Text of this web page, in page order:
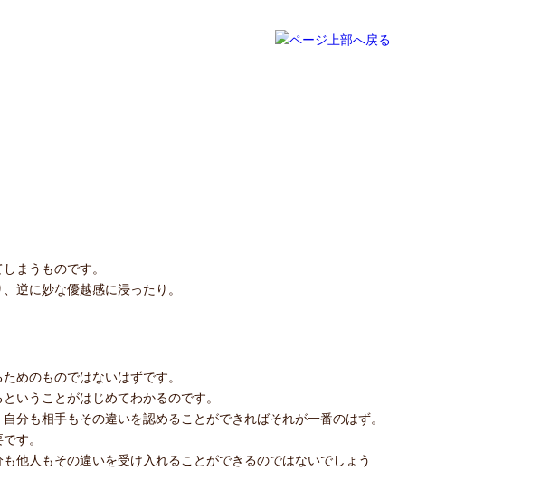
まうものです。
逆に妙な優越感に浸ったり。
めのものではないはずです。
いうことがはじめてわかるのです。
分も相手もその違いを認めることができればそれが一番のはず。
す。
他人もその違いを受け入れることができるのではないでしょう